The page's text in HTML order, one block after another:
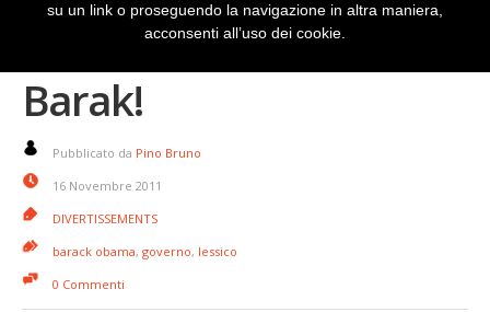
Barack Obama non
Barak!
Pubblicato da Pino Bruno
16 Novembre 2011
DIVERTISSEMENTS
barack obama, governo, lessico
0 Commenti
su un link o proseguendo la navigazione in altra maniera,
acconsenti all’uso dei cookie.